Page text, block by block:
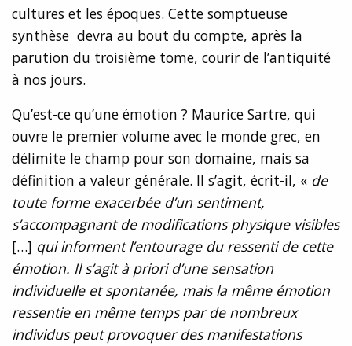
cultures et les époques. Cette somptueuse
synthèse devra au bout du compte, après la
parution du troisième tome, courir de l’antiquité
à nos jours.
Qu’est-ce qu’une émotion ? Maurice Sartre, qui
ouvre le premier volume avec le monde grec, en
délimite le champ pour son domaine, mais sa
définition a valeur générale. Il s’agit, écrit-il, « de
toute forme exacerbée d’un sentiment,
s’accompagnant de modifications physique visibles
[…] qui informent l’entourage du ressenti de cette
émotion. Il s’agit à priori d’une sensation
individuelle et spontanée, mais la même émotion
ressentie en même temps par de nombreux
individus peut provoquer des manifestations